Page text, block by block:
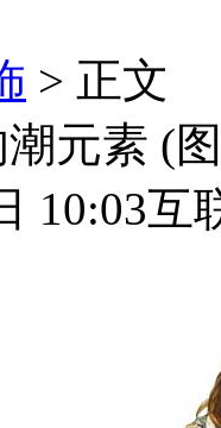
> 正文
元素 (
10:03互